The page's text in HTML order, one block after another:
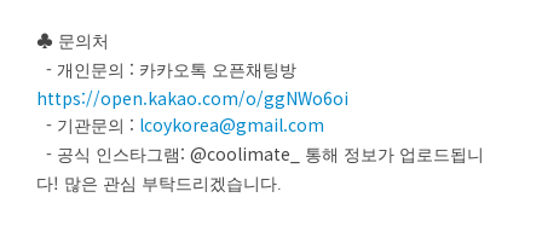
♣ 문의처
- 개인문의 : 카카오톡 오픈채팅방
https://open.kakao.com/o/ggNWo6oi
- 기관문의 : lcoykorea@gmail.com
- 공식 인스타그램 : @coolimate_
통해 정보가 업로드됩니
다! 많은 관심 부탁드리겠습니다.